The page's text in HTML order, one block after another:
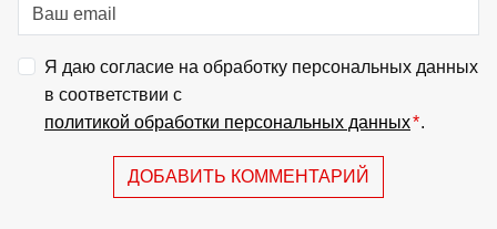
Я даю согласие на обработку персональных данных
в соответствии с
политикой обработки персональных данных*.
ДОБАВИТЬ КОММЕНТАРИЙ